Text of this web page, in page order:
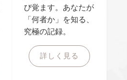
び覚ます。あなたが
「何者か」を知る、
究極の記録。
詳しく見る